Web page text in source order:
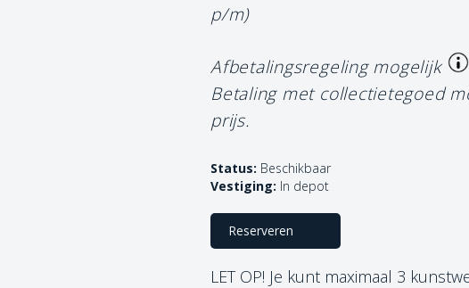
p/m)
Afbetalingsregeling mogelijk
Betaling met collectietegoed
prijs.
Status: Beschikbaar
Vestiging: In depot
Reserveren
LET OP! Je kunt maximaal 3